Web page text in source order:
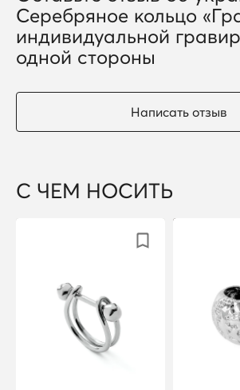
Серебряное кольцо
индивидуальной
одной стороны
Написать отзыв
С ЧЕМ НОСИТЬ